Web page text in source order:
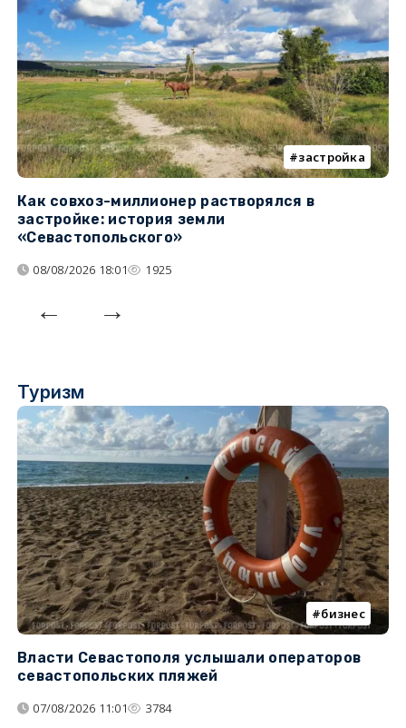
застройка
Как совхоз-миллионер растворялся в
застройке: история земли
«Севастопольского»
08/08/2026 18:01 1925
Туризм
бизнес
Власти Севастополя услышали операторов
севастопольских пляжей
07/08/2026 11:01 3784